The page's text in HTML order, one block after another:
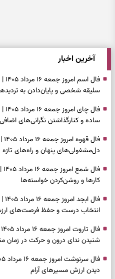
آخرین اخبار
سلیقه شخصی و پایان‌دادن به
ساده و کنارگذاشتن نگرانی‌های اضافی
دل‌مشغولی‌های پنهان و راه‌های تازه
کارها و روشن‌کردن خواسته‌ها
انتخاب درست و حفظ فرصت‌های
شنیدن ندای درون و حرکت در زمان
دیدن ارزش مسیرهای آرام